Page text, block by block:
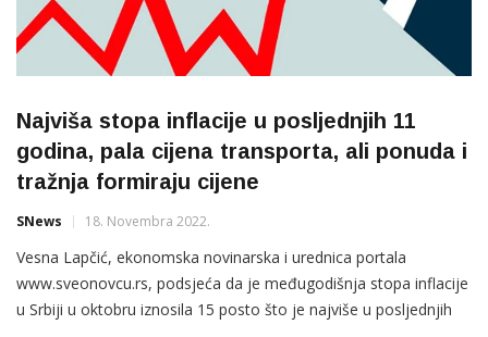
Najviša stopa inflacije u posljednjih 11
godina, pala cijena transporta, ali ponuda i
tražnja formiraju cijene
SNews 18. Novembra 2022.
Vesna Lapčić, ekonomska novinarska i urednica portala
www.sveonovcu.rs, podsjeća da je međugodišnja stopa inflacije
u Srbiji u oktobru iznosila 15 posto što je najviše u posljednjih